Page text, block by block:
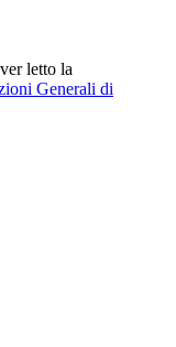
letto la
Generali di